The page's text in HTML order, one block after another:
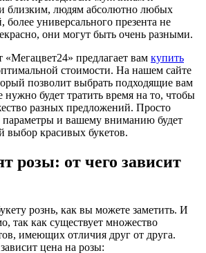
людям абсолютно любых
универсального презента не
они могут быть очень разными.
предлагает вам купить
стоимости. На нашем сайте
позволит выбрать подходящие вам
будет тратить время на то, чтобы
разных предложений. Просто
и вашему вниманию будет
выбор красивых букетов.
розы: от чего зависит
рознь, как вы можете заметить. И
так как существует множество
имеющих отличия друг от друга.
цена на розы: